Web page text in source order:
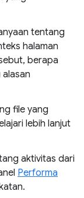
tentang
halaman
berapa
file yang
lebih lanjut
aktivitas dari
Performa